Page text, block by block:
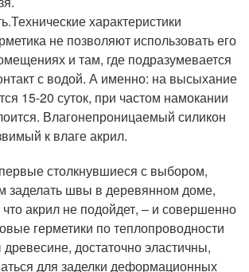
характеристики
не позволяют использовать его
и там, где подразумевается
с водой. А именно: на высыхание
15-20 суток, при частом намокании
Влагонепроницаемый силикон
к влаге акрил.
столкнувшиеся с выбором,
заделать швы в деревянном доме,
акрил не подойдет, – и совершенно
герметики по теплопроводности
достаточно эластичны,
для заделки деформационных